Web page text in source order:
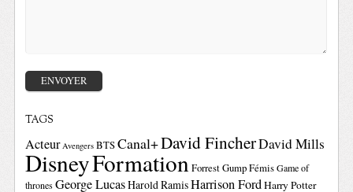
TAGS
Acteur Avengers BTSCanal+David FincherDavid Mills
DisneyFormationForrest GumpFémis Game of
thrones George LucasHarold RamisHarrison FordHarry Potter